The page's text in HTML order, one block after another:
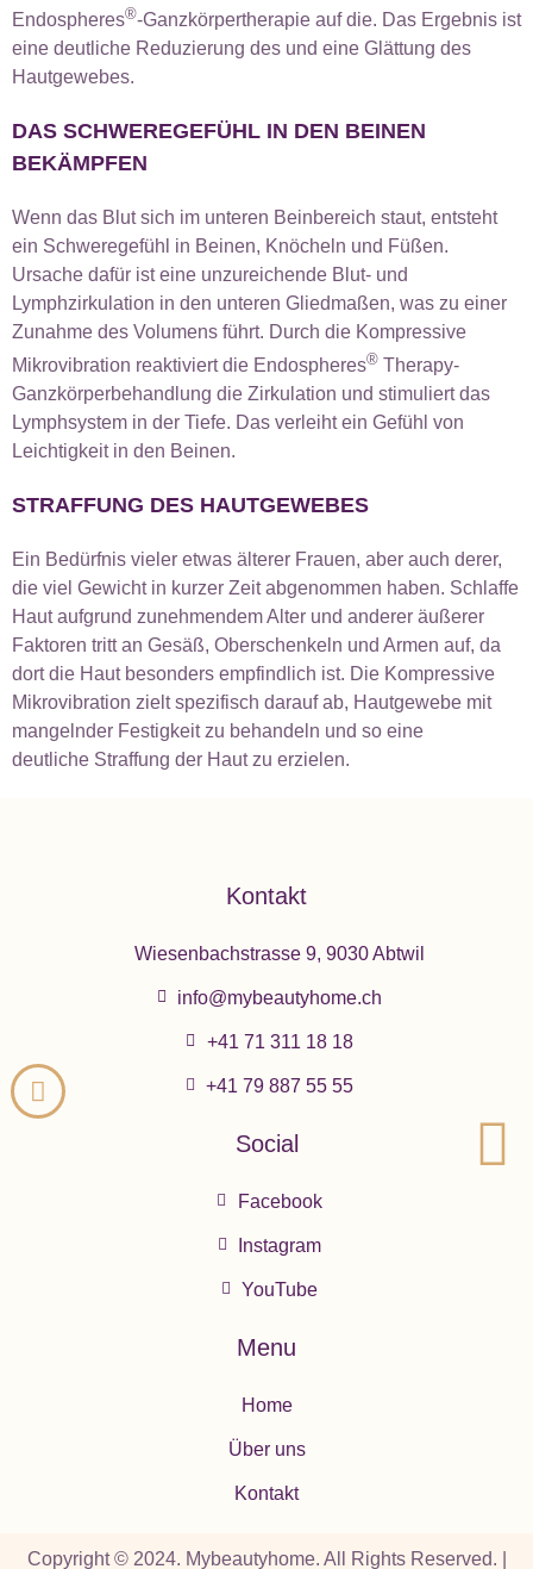
Endospheres®-Ganzkörpertherapie auf die. Das Ergebnis ist
eine deutliche Reduzierung des und eine Glättung des
Hautgewebes.
DAS SCHWEREGEFÜHL IN DEN BEINEN
BEKÄMPFEN
Wenn das Blut sich im unteren Beinbereich staut, entsteht
ein Schweregefühl in Beinen, Knöcheln und Füßen.
Ursache dafür ist eine unzureichende Blut- und
Lymphzirkulation in den unteren Gliedmaßen, was zu einer
Zunahme des Volumens führt. Durch die Kompressive
Mikrovibration reaktiviert die Endospheres® Therapy-
Ganzkörperbehandlung die Zirkulation und stimuliert das
Lymphsystem in der Tiefe. Das verleiht ein Gefühl von
Leichtigkeit in den Beinen.
STRAFFUNG DES HAUTGEWEBES
Ein Bedürfnis vieler etwas älterer Frauen, aber auch derer,
die viel Gewicht in kurzer Zeit abgenommen haben. Schlaffe
Haut aufgrund zunehmendem Alter und anderer äußerer
Faktoren tritt an Gesäß, Oberschenkeln und Armen auf, da
dort die Haut besonders empfindlich ist. Die Kompressive
Mikrovibration zielt spezifisch darauf ab, Hautgewebe mit
mangelnder Festigkeit zu behandeln und so eine
deutliche Straffung der Haut zu erzielen.
Kontakt
Wiesenbachstrasse 9, 9030 Abtwil
info@mybeautyhome.ch
+41 71 311 18 18
+41 79 887 55 55
Social
Facebook
Instagram
YouTube
Menu
Home
Über uns
Kontakt
Copyright © 2024. Mybeautyhome. All Rights Reserved. |